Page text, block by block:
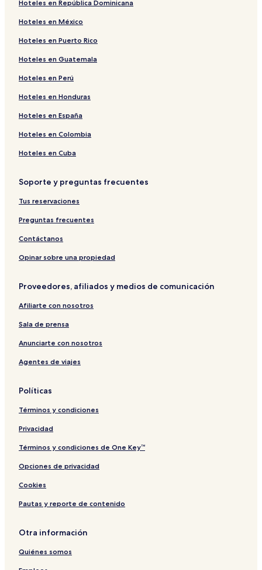
Hoteles en República Dominicana
Hoteles en México
Hoteles en Puerto Rico
Hoteles en Guatemala
Hoteles en Perú
Hoteles en Honduras
Hoteles en España
Hoteles en Colombia
Hoteles en Cuba
Soporte y preguntas frecuentes
Tus reservaciones
Preguntas frecuentes
Contáctanos
Opinar sobre una propiedad
Proveedores, afiliados y medios de comunicación
Afiliarte con nosotros
Sala de prensa
Anunciarte con nosotros
Agentes de viajes
Políticas
Términos y condiciones
Privacidad
Términos y condiciones de One Key™
Opciones de privacidad
Cookies
Pautas y reporte de contenido
Otra información
Quiénes somos